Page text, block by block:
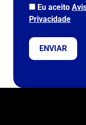
a
v
t
f
Eu aceito
Privacidade